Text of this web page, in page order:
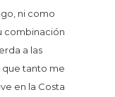
ni como
combinación
a las
que tanto me
en la Costa